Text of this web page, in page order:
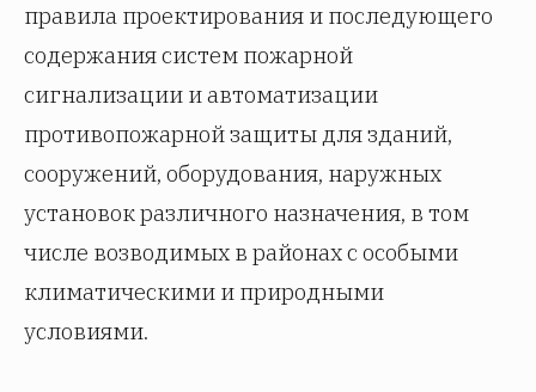
правила проектирования и последующего
содержания систем пожарной
сигнализации и автоматизации
противопожарной защиты для зданий,
сооружений, оборудования, наружных
установок различного назначения, в том
числе возводимых в районах с особыми
климатическими и природными
условиями.